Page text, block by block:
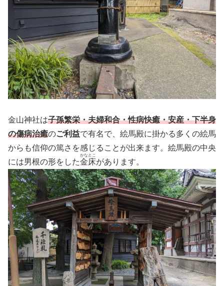
金山神社は子孫繁栄・夫婦和合・性病快癒・安産・下半身
の傷病治癒のご利益で有名で、絵馬殿に掛かる多くの絵馬
からも信仰の篤さを感じることが出来ます。絵馬殿の中央
には男根の形をした金床
かなとこ
があります。